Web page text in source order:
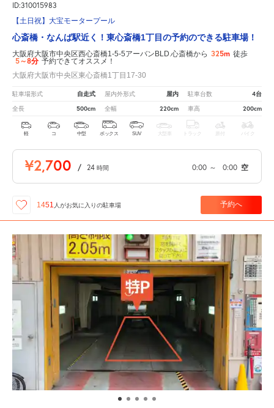
ID:310015983
【土日祝】大宝モータープール
心斎橋・なんば駅近く！東心斎橋1丁目の予約のできる駐車場！
大阪府大阪市中央区西心斎橋1-5-5アーバンBLD.心斎橋から 325m 徒歩
5～8分 予約できてオススメ！
大阪府大阪市中央区東心斎橋1丁目17-30
駐車場形式 自走式 屋内外形式 屋内 駐車台数 4台
全長 500cm 全幅 220cm 車高 200cm
軽 コ 中型 ボックス SUV 大型車 トラック 原付 バイク
¥2,700 / 24 時間 0:00 ～ 0:00 空
1451 人がお気に入りの駐車場 予約へ